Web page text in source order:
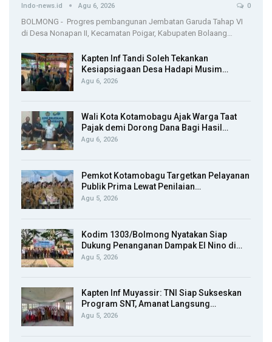
Indo-news.id Agu 6, 2026 0
BOLMONG - Progres pembangunan Jembatan Garuda Tahap VI
di Desa Nonapan II, Kecamatan Poigar, Kabupaten Bolaang…
Kapten Inf Tandi Soleh Tekankan
Kesiapsiagaan Desa Hadapi Musim…
Agu 6, 2026
Wali Kota Kotamobagu Ajak Warga Taat
Pajak demi Dorong Dana Bagi Hasil…
Agu 6, 2026
Pemkot Kotamobagu Targetkan Pelayanan
Publik Prima Lewat Penilaian…
Agu 5, 2026
Kodim 1303/Bolmong Nyatakan Siap
Dukung Penanganan Dampak El Nino di…
Agu 5, 2026
Kapten Inf Muyassir: TNI Siap Sukseskan
Program SNT, Amanat Langsung…
Agu 5, 2026